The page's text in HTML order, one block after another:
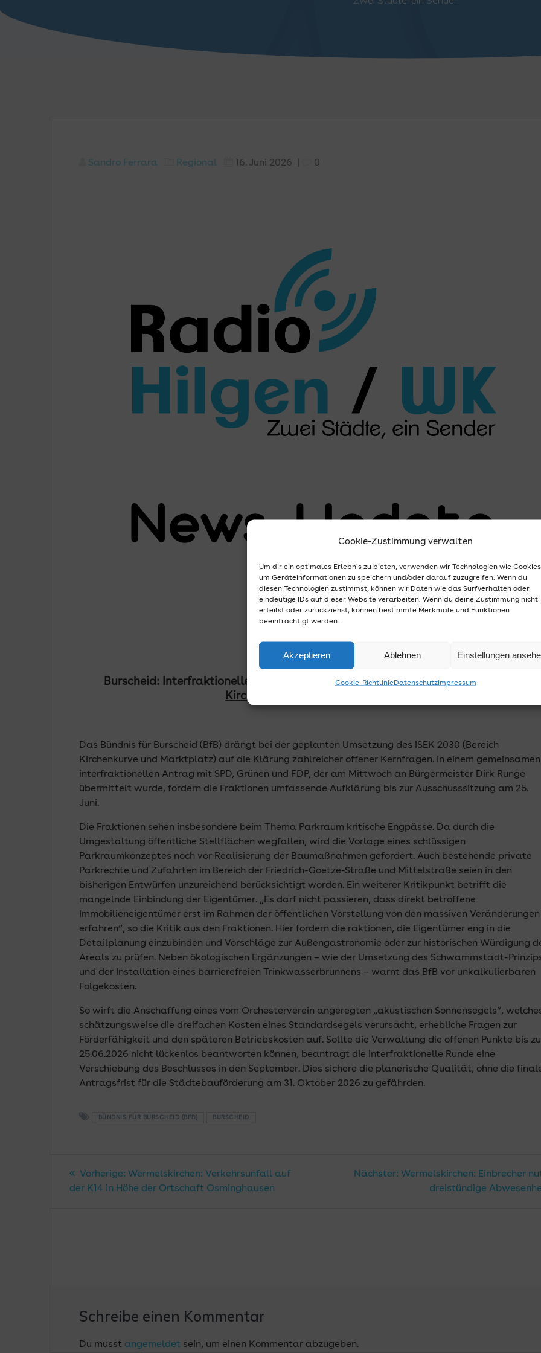
Cookie-Zustimmung verwalten
Um dir ein optimales Erlebnis zu bieten, verwenden wir Technologien wie
um Geräteinformationen zu speichern und/oder darauf zuzugreifen. Wenn du
diesen Technologien zustimmst, können wir Daten wie das Surfverhalten oder
eindeutige IDs auf dieser Website verarbeiten. Wenn du deine Zustimmung nicht
erteilst oder zurückziehst, können bestimmte Merkmale und Funktionen
beeinträchtigt werden.
Akzeptieren Ablehnen Einstellungen
Cookie-RichtlinieDatenschutzImpressum
Sandro Ferrara Regional 16. Juni 2026 0
Burscheid: Interfraktioneller Antrag zu ISEK 2030: BfB mahnt Gründlichkeit bei
Kirchenkurve und Marktplatz an.
Das Bündnis für Burscheid (BfB) drängt bei der geplanten Umsetzung des ISEK 2030 (Bereich
Kirchenkurve und Marktplatz) auf die Klärung zahlreicher offener Kernfragen. In einem
interfraktionellen Antrag mit SPD, Grünen und FDP, der am Mittwoch an Bürgermeister Dirk Runge
übermittelt wurde, fordern die Fraktionen umfassende Aufklärung bis zur Ausschusssitzung am 25.
Juni.
Die Fraktionen sehen insbesondere beim Thema Parkraum kritische Engpässe. Da durch die
Umgestaltung öffentliche Stellflächen wegfallen, wird die Vorlage eines schlüssigen
Parkraumkonzeptes noch vor Realisierung der Baumaßnahmen gefordert. Auch bestehende private
Parkrechte und Zufahrten im Bereich der Friedrich-Goetze-Straße und Mittelstraße seien in den
bisherigen Entwürfen unzureichend berücksichtigt worden. Ein weiterer Kritikpunkt betrifft die
mangelnde Einbindung der Eigentümer. „Es darf nicht passieren, dass direkt betroffene
Immobilieneigentümer erst im Rahmen der öffentlichen Vorstellung von den massiven Veränderungen
erfahren“, so die Kritik aus den Fraktionen. Hier fordern die raktionen, die Eigentümer eng in die
Detailplanung einzubinden und Vorschläge zur Außengastronomie oder zur historischen Würdigung
Areals zu prüfen. Neben ökologischen Ergänzungen – wie der Umsetzung des Schwammstadt-
und der Installation eines barrierefreien Trinkwasserbrunnens – warnt das BfB vor unkalkulierbaren
Folgekosten.
So wirft die Anschaffung eines vom Orchesterverein angeregten „akustischen Sonnensegels“,
schätzungsweise die dreifachen Kosten eines Standardsegels verursacht, erhebliche Fragen zur
Förderfähigkeit und den späteren Betriebskosten auf. Sollte die Verwaltung die offenen Punkte bis
25.06.2026 nicht lückenlos beantworten können, beantragt die interfraktionelle Runde eine
Verschiebung des Beschlusses in den September. Dies sichere die planerische Qualität, ohne die
Antragsfrist für die Städtebauförderung am 31. Oktober 2026 zu gefährden.
BÜNDNIS FÜR BURSCHEID (BFB) BURSCHEID
Beitragsnavigation
Vorherige: Vorheriger
Beitrag:
Wermelskirchen: Verkehrsunfall auf
der K14 in Höhe der Ortschaft Osminghausen
Nächster: Nächster
Beitrag:
Wermelskirchen: Einbrecher
dreistündige
Schreibe einen Kommentar
Du musst angemeldet sein, um einen Kommentar abzugeben.